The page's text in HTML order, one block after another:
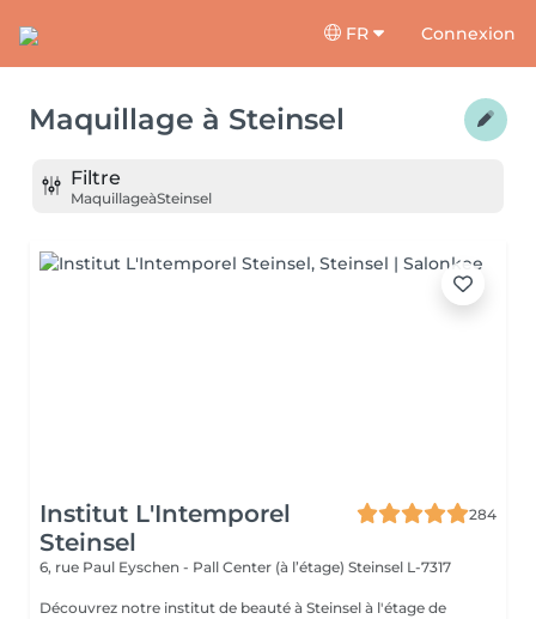
FR Connexion
Maquillage à Steinsel
Filtre
MaquillageàSteinsel
Institut L'Intemporel
Steinsel
284
6, rue Paul Eyschen - Pall Center (à l’étage) Steinsel L-7317
Découvrez notre institut de beauté à Steinsel à l'étage de